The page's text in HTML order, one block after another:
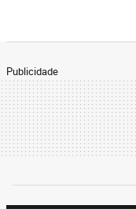
Publicidade